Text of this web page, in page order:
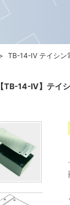
【TB-14-IV】テイ
TB-14-IV テイシン